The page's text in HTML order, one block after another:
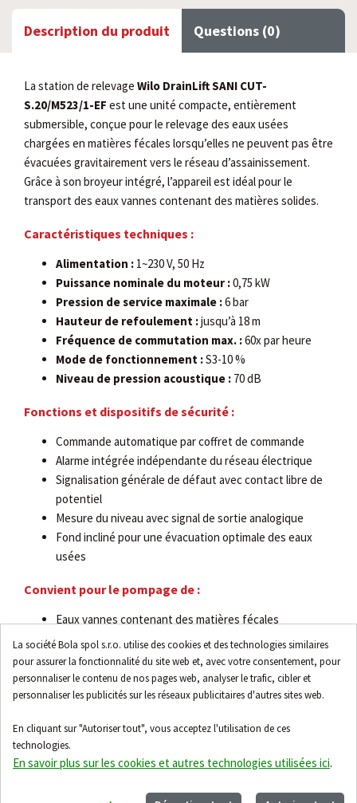
La société Bola spol s.r.o. utilise des cookies et des technologies similaires
pour assurer la fonctionnalité du site web et, avec votre consentement, pour
personnaliser le contenu de nos pages web, analyser le trafic, cibler et
personnaliser les publicités sur les réseaux publicitaires d'autres sites web.
En cliquant sur "Autoriser tout", vous acceptez l'utilisation de ces
technologies.
En savoir plus sur les cookies et autres technologies utilisées ici.
Description du produit Questions (0)
La station de relevage Wilo DrainLift SANI CUT-
S.20/M523/1-EF est une unité compacte, entièrement
submersible, conçue pour le relevage des eaux usées
chargées en matières fécales lorsqu’elles ne peuvent pas être
évacuées gravitairement vers le réseau d’assainissement.
Grâce à son broyeur intégré, l’appareil est idéal pour le
transport des eaux vannes contenant des matières solides.
Caractéristiques techniques :
Alimentation : 1~230 V, 50 Hz
Puissance nominale du moteur :0,75 kW
Pression de service maximale :6 bar
Hauteur de refoulement :jusqu’à 18 m
Fréquence de commutation max. :60x par heure
Mode de fonctionnement :S3-10 %
Niveau de pression acoustique : 70 dB
Fonctions et dispositifs de sécurité :
Commande automatique par coffret de commande
Alarme intégrée indépendante du réseau électrique
Signalisation générale de défaut avec contact libre de
potentiel
Mesure du niveau avec signal de sortie analogique
Fond incliné pour une évacuation optimale des eaux
usées
Convient pour le pompage de :
Eaux vannes contenant des matières fécales
Eaux usées industrielles et communales
Ne convient pas pour le pompage de :
Eaux usées contenant des impuretés solides telles que
sable, verre, plâtre
Graisses, huiles et produits chimiques agressifs
Substances inflammables et explosives